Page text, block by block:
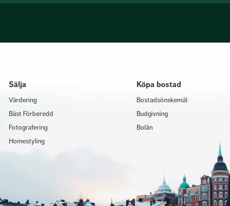
Sälja
Värdering
Bäst Förberedd
Fotografering
Homestyling
Köpa bostad
Bostadsönskemål
Budgivning
Bolån